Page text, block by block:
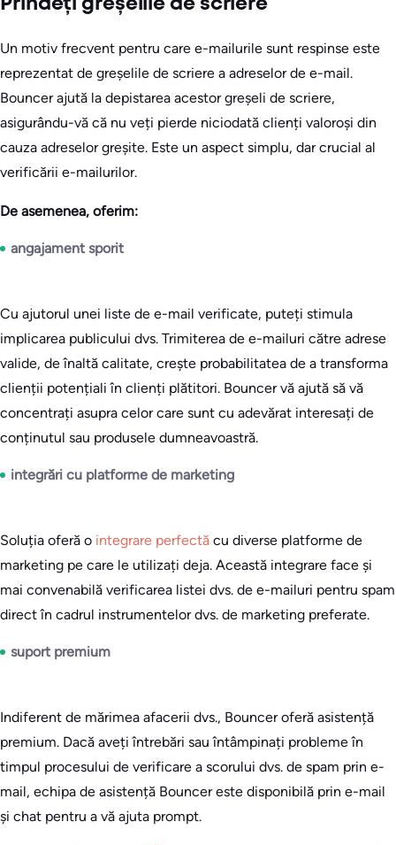
Prindeți greșelile de scriere
Un motiv frecvent pentru care e-mailurile sunt respinse este
reprezentat de greșelile de scriere a adreselor de e-mail.
Bouncer ajută la depistarea acestor greșeli de scriere,
asigurându-vă că nu veți pierde niciodată clienți valoroși din
cauza adreselor greșite. Este un aspect simplu, dar crucial al
verificării e-mailurilor.
De asemenea, oferim:
angajament sporit
Cu ajutorul unei liste de e-mail verificate, puteți stimula
implicarea publicului dvs. Trimiterea de e-mailuri către adrese
valide, de înaltă calitate, crește probabilitatea de a transforma
clienții potențiali în clienți plătitori. Bouncer vă ajută să vă
concentrați asupra celor care sunt cu adevărat interesați de
conținutul sau produsele dumneavoastră.
integrări cu platforme de marketing
Soluția oferă o integrare perfectă cu diverse platforme de
marketing pe care le utilizați deja. Această integrare face și
mai convenabilă verificarea listei dvs. de e-mailuri pentru spam
direct în cadrul instrumentelor dvs. de marketing preferate.
suport premium
Indiferent de mărimea afacerii dvs., Bouncer oferă asistență
premium. Dacă aveți întrebări sau întâmpinați probleme în
timpul procesului de verificare a scorului dvs. de spam prin e-
mail, echipa de asistență Bouncer este disponibilă prin e-mail
și chat pentru a vă ajuta prompt.